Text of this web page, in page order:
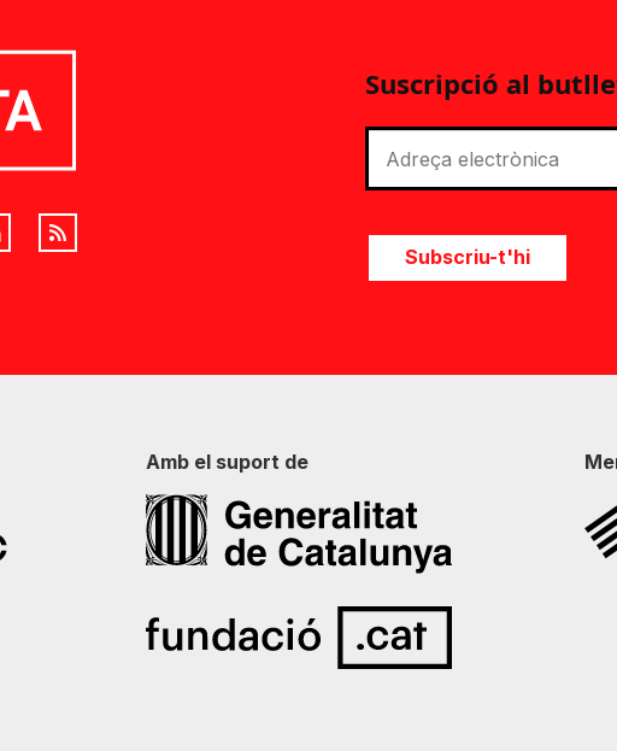
Suscripció al
Subscriu-t'hi
Amb el suport de